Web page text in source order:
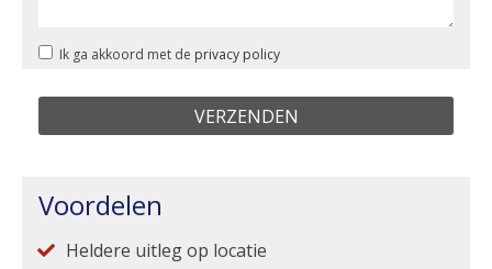
Ik ga akkoord met de privacy policy
Voordelen
Heldere uitleg op locatie